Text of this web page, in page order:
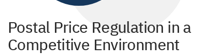
Postal Price Regulation in a
Competitive Environment